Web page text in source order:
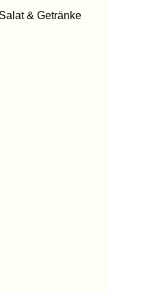
& Getränke